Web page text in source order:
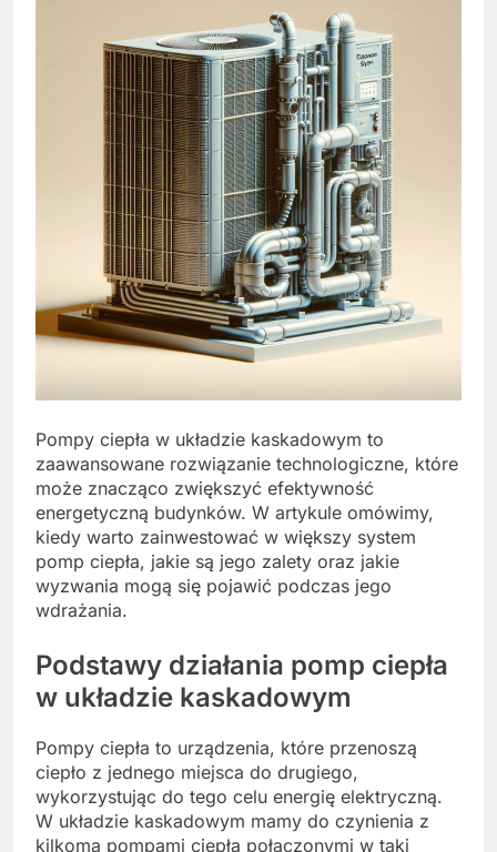
Pompy ciepła w układzie kaskadowym to
zaawansowane rozwiązanie technologiczne, które
może znacząco zwiększyć efektywność
energetyczną budynków. W artykule omówimy,
kiedy warto zainwestować w większy system
pomp ciepła, jakie są jego zalety oraz jakie
wyzwania mogą się pojawić podczas jego
wdrażania.
Podstawy działania pomp ciepła
w układzie kaskadowym
Pompy ciepła to urządzenia, które przenoszą
ciepło z jednego miejsca do drugiego,
wykorzystując do tego celu energię elektryczną.
W układzie kaskadowym mamy do czynienia z
kilkoma pompami ciepła połączonymi w taki